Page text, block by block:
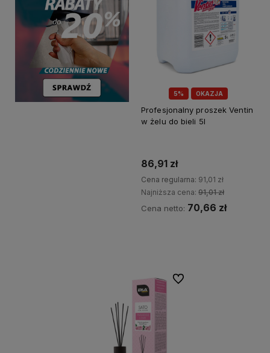
5% OKAZJA
Profesjonalny proszek Ventin
w żelu do bieli 5l
86,91 zł
Cena regularna: 91,01 zł
Najniższa cena: 91,01 zł
Cena netto: 70,66 zł
Do ulubionych